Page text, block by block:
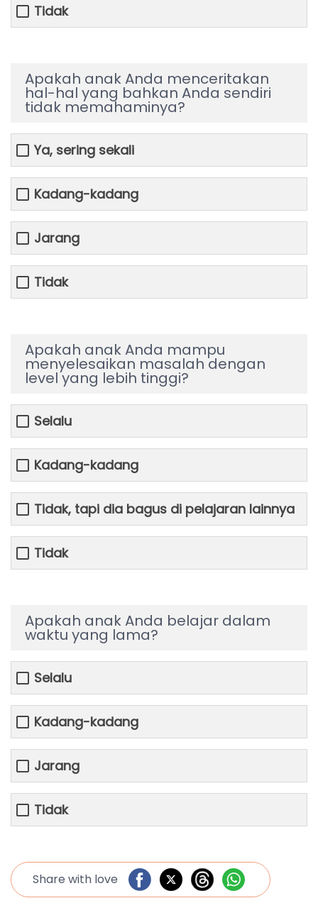
Tidak
Apakah anak Anda menceritakan
hal-hal yang bahkan Anda sendiri
tidak memahaminya?
Ya, sering sekali
Kadang-kadang
Jarang
Tidak
Apakah anak Anda mampu
menyelesaikan masalah dengan
level yang lebih tinggi?
Selalu
Kadang-kadang
Tidak, tapi dia bagus di pelajaran lainnya
Tidak
Apakah anak Anda belajar dalam
waktu yang lama?
Selalu
Kadang-kadang
Jarang
Tidak
Share with love